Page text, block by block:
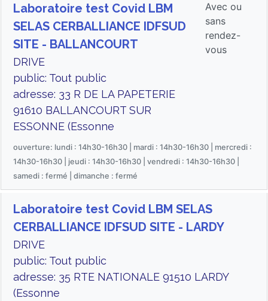
Laboratoire test Covid LBM
SELAS CERBALLIANCE IDFSUD
SITE - BALLANCOURT
DRIVE
public: Tout public
adresse: 33 R DE LA PAPETERIE
91610 BALLANCOURT SUR
ESSONNE (Essonne
Avec ou
sans
rendez-
vous
ouverture: lundi : 14h30-16h30 | mardi : 14h30-16h30 | mercredi :
14h30-16h30 | jeudi : 14h30-16h30 | vendredi : 14h30-16h30 |
samedi : fermé | dimanche : fermé
Laboratoire test Covid LBM SELAS
CERBALLIANCE IDFSUD SITE - LARDY
DRIVE
public: Tout public
adresse: 35 RTE NATIONALE 91510 LARDY
(Essonne